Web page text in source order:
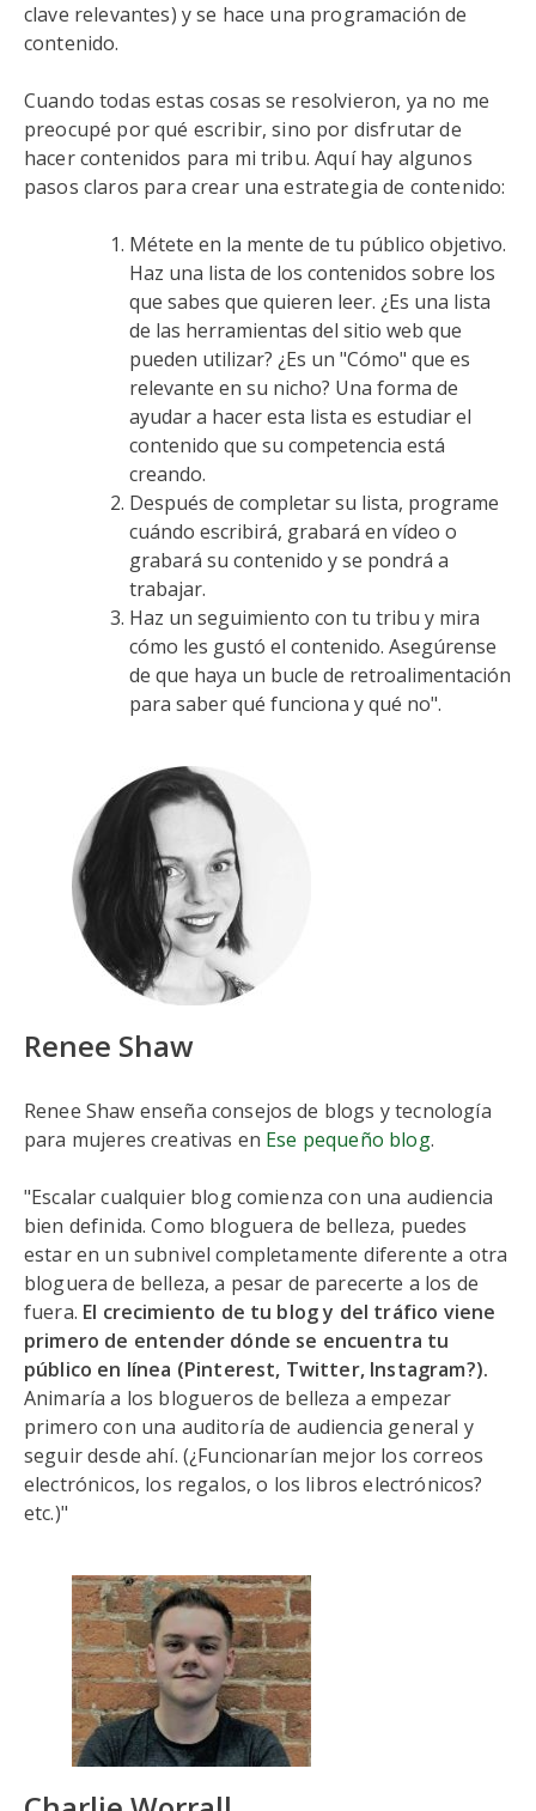
clave relevantes) y se hace una programación de
contenido.
Cuando todas estas cosas se resolvieron, ya no me
preocupé por qué escribir, sino por disfrutar de
hacer contenidos para mi tribu. Aquí hay algunos
pasos claros para crear una estrategia de contenido:
Métete en la mente de tu público objetivo.
Haz una lista de los contenidos sobre los
que sabes que quieren leer. ¿Es una lista
de las herramientas del sitio web que
pueden utilizar? ¿Es un "Cómo" que es
relevante en su nicho? Una forma de
ayudar a hacer esta lista es estudiar el
contenido que su competencia está
creando.
Después de completar su lista, programe
cuándo escribirá, grabará en vídeo o
grabará su contenido y se pondrá a
trabajar.
Haz un seguimiento con tu tribu y mira
cómo les gustó el contenido. Asegúrense
de que haya un bucle de retroalimentación
para saber qué funciona y qué no".
Renee Shaw
Renee Shaw enseña consejos de blogs y tecnología
para mujeres creativas en Ese pequeño blog.
"Escalar cualquier blog comienza con una audiencia
bien definida. Como bloguera de belleza, puedes
estar en un subnivel completamente diferente a otra
bloguera de belleza, a pesar de parecerte a los de
fuera. El crecimiento de tu blog y del tráfico viene
primero de entender dónde se encuentra tu
público en línea (Pinterest, Twitter, Instagram?).
Animaría a los blogueros de belleza a empezar
primero con una auditoría de audiencia general y
seguir desde ahí. (¿Funcionarían mejor los correos
electrónicos, los regalos, o los libros electrónicos?
etc.)"